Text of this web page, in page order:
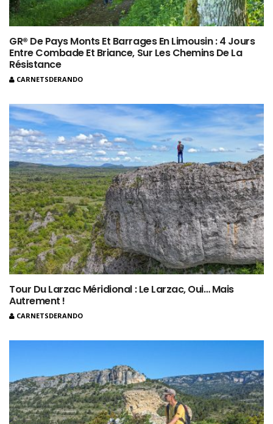
GR® De Pays Monts Et Barrages En Limousin : 4 Jours
Entre Combade Et Briance, Sur Les Chemins De La
Résistance
CARNETSDERANDO
Tour Du Larzac Méridional : Le Larzac, Oui… Mais
Autrement !
CARNETSDERANDO